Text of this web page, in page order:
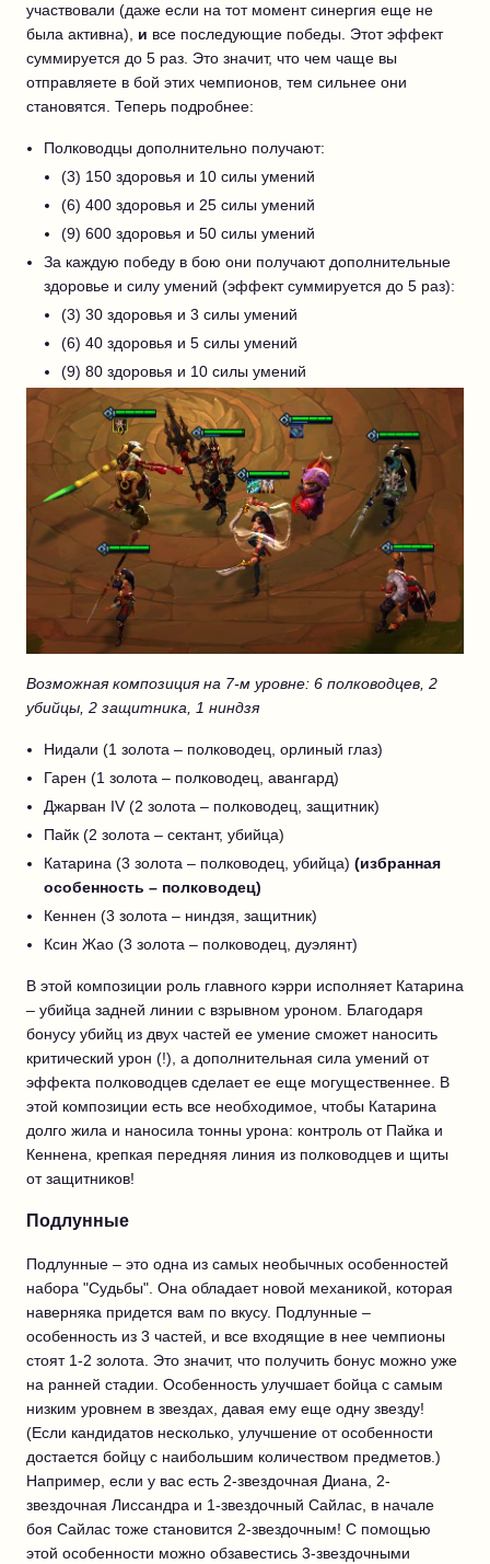
участвовали (даже если на тот момент синергия еще не
была активна), и все последующие победы. Этот эффект
суммируется до 5 раз. Это значит, что чем чаще вы
отправляете в бой этих чемпионов, тем сильнее они
становятся. Теперь подробнее:
Полководцы дополнительно получают:
(3) 150 здоровья и 10 силы умений
(6) 400 здоровья и 25 силы умений
(9) 600 здоровья и 50 силы умений
За каждую победу в бою они получают дополнительные
здоровье и силу умений (эффект суммируется до 5 раз):
(3) 30 здоровья и 3 силы умений
(6) 40 здоровья и 5 силы умений
(9) 80 здоровья и 10 силы умений
Возможная композиция на 7-м уровне: 6 полководцев, 2
убийцы, 2 защитника, 1 ниндзя
Нидали (1 золота – полководец, орлиный глаз)
Гарен (1 золота – полководец, авангард)
Джарван IV (2 золота – полководец, защитник)
Пайк (2 золота – сектант, убийца)
Катарина (3 золота – полководец, убийца) (избранная
особенность – полководец)
Кеннен (3 золота – ниндзя, защитник)
Ксин Жао (3 золота – полководец, дуэлянт)
В этой композиции роль главного кэрри исполняет Катарина
– убийца задней линии с взрывном уроном. Благодаря
бонусу убийц из двух частей ее умение сможет наносить
критический урон (!), а дополнительная сила умений от
эффекта полководцев сделает ее еще могущественнее. В
этой композиции есть все необходимое, чтобы Катарина
долго жила и наносила тонны урона: контроль от Пайка и
Кеннена, крепкая передняя линия из полководцев и щиты
от защитников!
Подлунные
Подлунные – это одна из самых необычных особенностей
набора "Судьбы". Она обладает новой механикой, которая
наверняка придется вам по вкусу. Подлунные –
особенность из 3 частей, и все входящие в нее чемпионы
стоят 1-2 золота. Это значит, что получить бонус можно уже
на ранней стадии. Особенность улучшает бойца с самым
низким уровнем в звездах, давая ему еще одну звезду!
(Если кандидатов несколько, улучшение от особенности
достается бойцу с наибольшим количеством предметов.)
Например, если у вас есть 2-звездочная Диана, 2-
звездочная Лиссандра и 1-звездочный Сайлас, в начале
боя Сайлас тоже становится 2-звездочным! С помощью
этой особенности можно обзавестись 3-звездочными